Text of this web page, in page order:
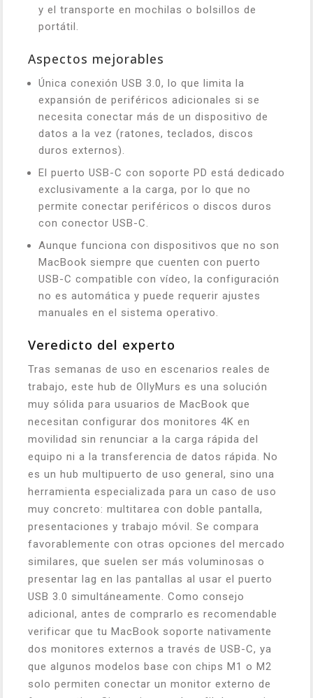
y el transporte en mochilas o bolsillos de
portátil.
Aspectos mejorables
Única conexión USB 3.0, lo que limita la
expansión de periféricos adicionales si se
necesita conectar más de un dispositivo de
datos a la vez (ratones, teclados, discos
duros externos).
El puerto USB-C con soporte PD está dedicado
exclusivamente a la carga, por lo que no
permite conectar periféricos o discos duros
con conector USB-C.
Aunque funciona con dispositivos que no son
MacBook siempre que cuenten con puerto
USB-C compatible con vídeo, la configuración
no es automática y puede requerir ajustes
manuales en el sistema operativo.
Veredicto del experto
Tras semanas de uso en escenarios reales de
trabajo, este hub de OllyMurs es una solución
muy sólida para usuarios de MacBook que
necesitan configurar dos monitores 4K en
movilidad sin renunciar a la carga rápida del
equipo ni a la transferencia de datos rápida. No
es un hub multipuerto de uso general, sino una
herramienta especializada para un caso de uso
muy concreto: multitarea con doble pantalla,
presentaciones y trabajo móvil. Se compara
favorablemente con otras opciones del mercado
similares, que suelen ser más voluminosas o
presentar lag en las pantallas al usar el puerto
USB 3.0 simultáneamente. Como consejo
adicional, antes de comprarlo es recomendable
verificar que tu MacBook soporte nativamente
dos monitores externos a través de USB-C, ya
que algunos modelos base con chips M1 o M2
solo permiten conectar un monitor externo de